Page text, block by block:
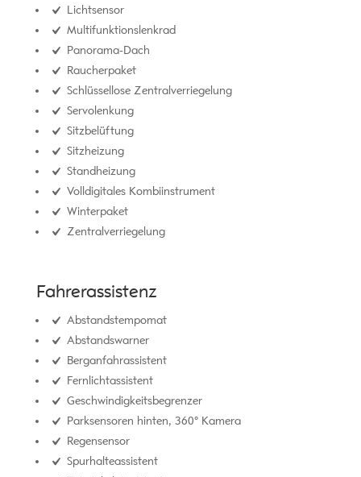
Lichtsensor
Multifunktionslenkrad
Panorama-Dach
Raucherpaket
Schlüssellose Zentralverriegelung
Servolenkung
Sitzbelüftung
Sitzheizung
Standheizung
Volldigitales Kombiinstrument
Winterpaket
Zentralverriegelung
Fahrerassistenz
Abstandstempomat
Abstandswarner
Berganfahrassistent
Fernlichtassistent
Geschwindigkeitsbegrenzer
Parksensoren hinten, 360° Kamera
Regensensor
Spurhalteassistent